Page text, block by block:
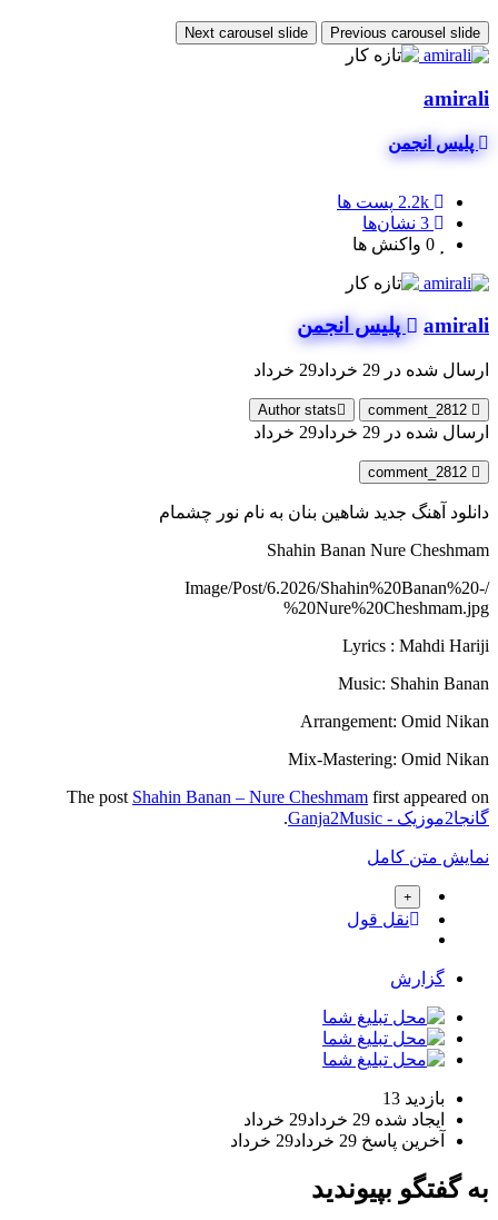
Previous carousel slide
Next carousel slide
amirali
پلیس انجمن
2.2k پست ها
3 نشان‌ها
0 واکنش ها
amirali پلیس انجمن
ارسال شده در 29 خرداد 29 خرداد
comment_2812
Author stats
ارسال شده در 29 خرداد 29 خرداد
comment_2812
دانلود آهنگ جدید شاهین بنان به نام نور چشمام
Shahin Banan Nure Cheshmam
/Image/Post/6.2026/Shahin%20Banan%20-
%20Nure%20Cheshmam.jpg
Lyrics : Mahdi Hariji
Music: Shahin Banan
Arrangement: Omid Nikan
Mix-Mastering: Omid Nikan
The post Shahin Banan – Nure Cheshmam first appeared on
گانجا2موزیک - Ganja2Music
.
نمایش متن کامل
نقل قول
گزارش
بازدید 13
ایجاد شده 29 خرداد
29 خرداد
آخرین پاسخ 29 خرداد 29 خرداد
به گفتگو بپیوندید